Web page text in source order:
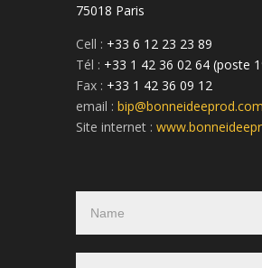
75018 Paris
Cell : +33 6 12 23 23 89
Tél : +33 1 42 36 02 64 (poste
Fax : +33 1 42 36 09 12
email : bip@bonneideeprod.com
Site internet :